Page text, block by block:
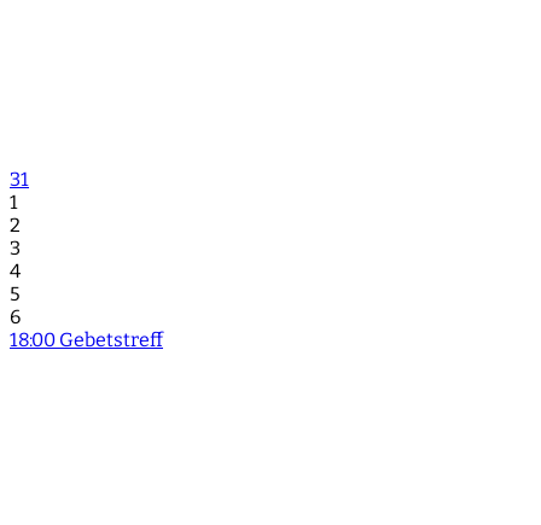
31
1
2
3
4
5
6
18:00 Gebetstreff